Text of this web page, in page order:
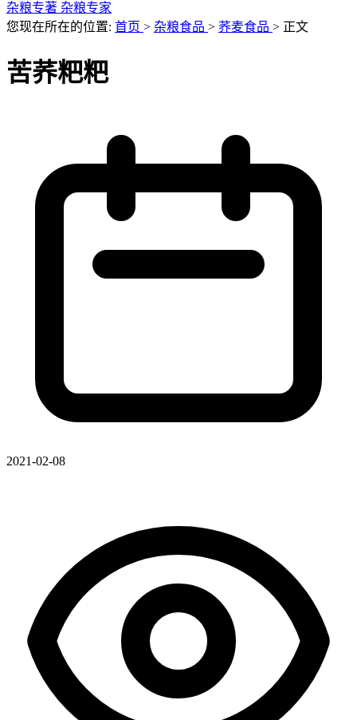
杂粮专著 杂粮专家
您现在所在的位置: 首页 > 杂粮食品 > 荞麦食品 > 正文
苦荞粑粑
2021-02-08